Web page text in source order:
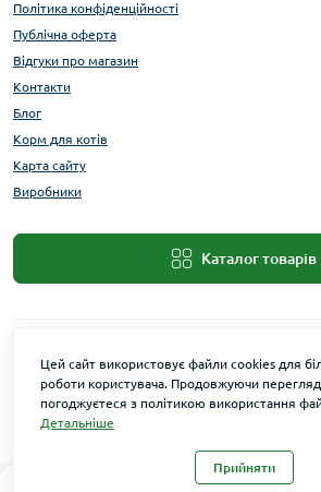
0
Політика конфіденційності
Публічна оферта
Відгуки про магазин
Контакти
Блог
Корм для котів
Карта сайту
Виробники
Каталог товарів
Цей сайт використовує файли cookies для
роботи користувача. Продовжуючи перегляд
погоджуєтеся з політикою використання
Детальніше
Прийняти